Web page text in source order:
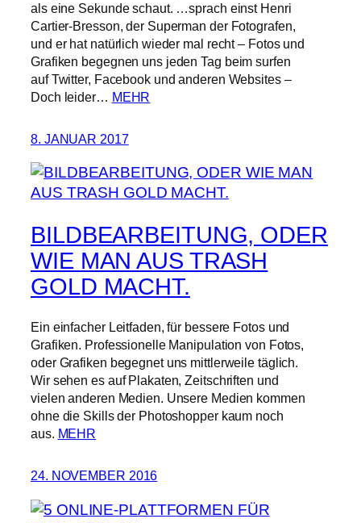
als eine Sekunde schaut. …sprach einst Henri
Cartier-Bresson, der Superman der Fotografen,
und er hat natürlich wieder mal recht – Fotos und
Grafiken begegnen uns jeden Tag beim surfen
auf Twitter, Facebook und anderen Websites –
Doch leider… MEHR
8. JANUAR 2017
BILDBEARBEITUNG, ODER
WIE MAN AUS TRASH
GOLD MACHT.
Ein einfacher Leitfaden, für bessere Fotos und
Grafiken. Professionelle Manipulation von Fotos,
oder Grafiken begegnet uns mittlerweile täglich.
Wir sehen es auf Plakaten, Zeitschriften und
vielen anderen Medien. Unsere Medien kommen
ohne die Skills der Photoshopper kaum noch
aus. MEHR
24. NOVEMBER 2016